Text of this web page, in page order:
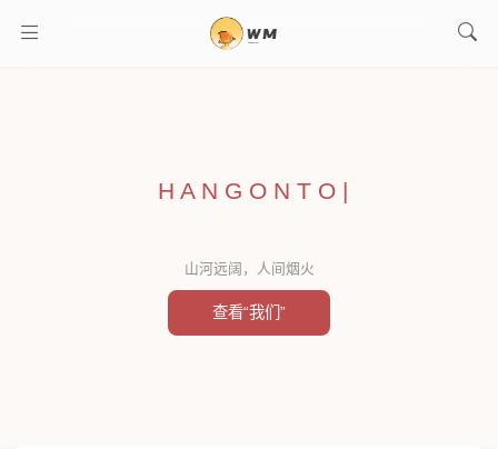
H A N G O N T O |
山河远阔，人间烟火
查看“我们”